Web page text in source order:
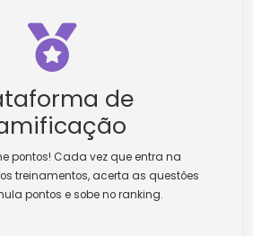
de
pontos! Cada vez que entra na
treinamentos, acerta as questões
pontos e sobe no ranking.